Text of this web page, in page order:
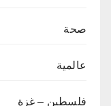
صحة
عالمية
فلسطين – غزة